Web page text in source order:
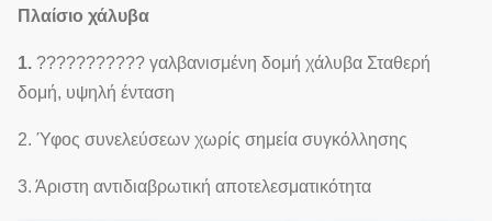
12 Hydroponics
Πλαίσιο χάλυβα
1. ??????????? γαλβανισμένη δομή χάλυβα Σταθερή
δομή, υψηλή ένταση
2. Ύφος συνελεύσεων χωρίς σημεία συγκόλλησης
3. Άριστη αντιδιαβρωτική αποτελεσματικότητα